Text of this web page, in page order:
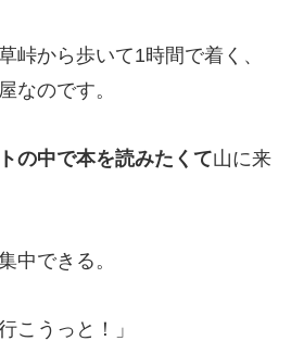
峠から歩いて1時間で着く、
なのです。
の中で本を読みたくて山に来
中できる。
こうっと！」